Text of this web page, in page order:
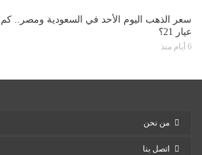
سعر الذهب اليوم الأحد في السعودية ومصر..
عيار 21؟
6 أيام منذ
من نحن
اتصل بنا